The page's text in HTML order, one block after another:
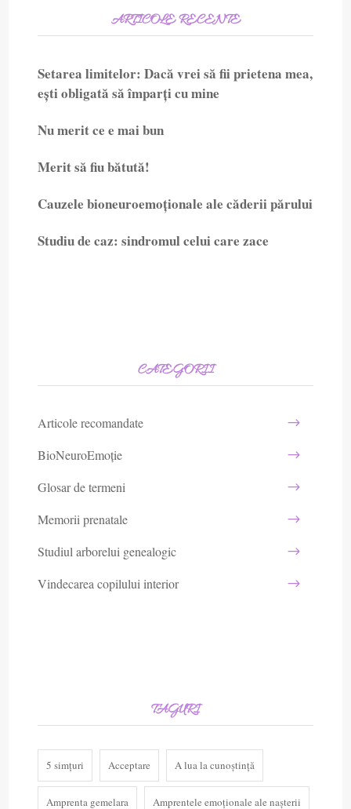
ARTICOLE RECENTE
Setarea limitelor: Dacă vrei să fii prietena mea,
ești obligată să împarți cu mine
Nu merit ce e mai bun
Merit să fiu bătută!
Cauzele bioneuroemoționale ale căderii părului
Studiu de caz: sindromul celui care zace
CATEGORII
Articole recomandate
BioNeuroEmoție
Glosar de termeni
Memorii prenatale
Studiul arborelui genealogic
Vindecarea copilului interior
TAGURI
5 simțuri Acceptare A lua la cunoștință
Amprenta gemelara Amprentele emoționale ale nașterii